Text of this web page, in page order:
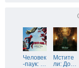
Человек
-паук: …
Мстите
ли: До…